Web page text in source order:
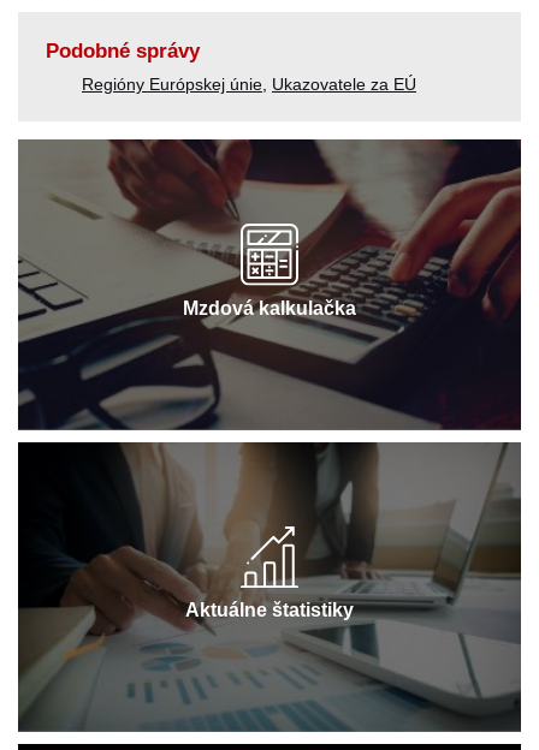
Podobné správy
Regióny Európskej únie Ukazovatele za EÚ
Mzdová kalkulačka
Aktuálne štatistiky